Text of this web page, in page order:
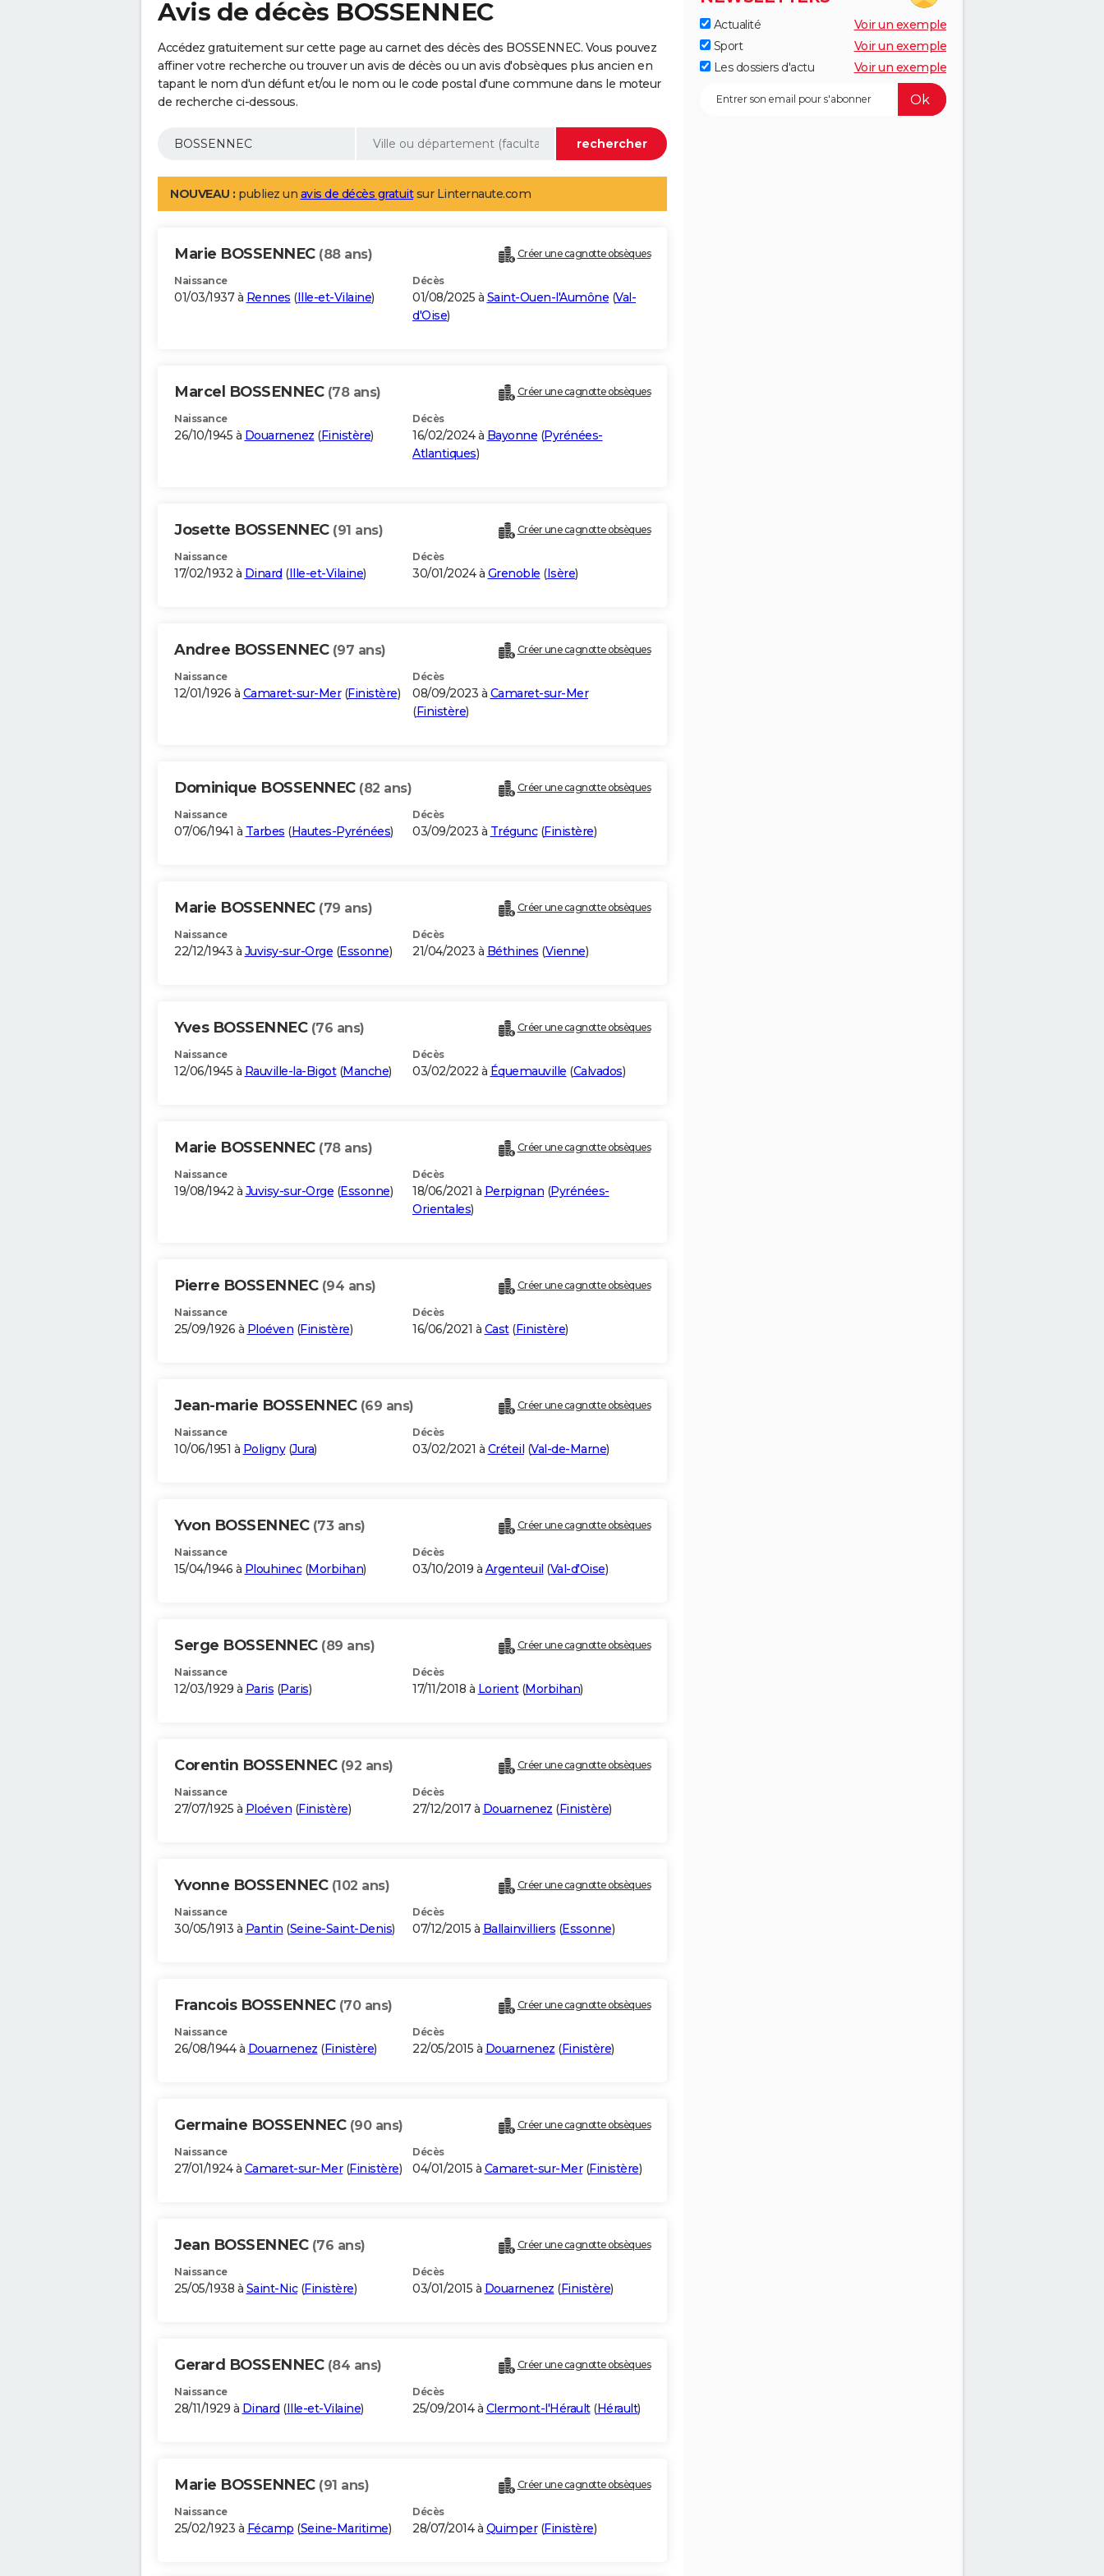
Avis de décès BOSSENNEC
Accédez gratuitement sur cette page au carnet des décès des BOSSENNEC. Vous pouvez
affiner votre recherche ou trouver un avis de décès ou un avis d'obsèques plus ancien en
tapant le nom d'un défunt et/ou le nom ou le code postal d'une commune dans le moteur
de recherche ci-dessous.
NOUVEAU : publiez un avis de décès gratuitsur Linternaute.com
Marie BOSSENNEC (88 ans) Créer une cagnotte obsèques
Naissance
01/03/1937 à Rennes (Ille-et-Vilaine)
Décès
01/08/2025 à Saint-Ouen-l'Aumône (Val-
d'Oise)
Marcel BOSSENNEC (78 ans) Créer une cagnotte obsèques
Naissance
26/10/1945 à Douarnenez (Finistère)
Décès
16/02/2024 à Bayonne (Pyrénées-
Atlantiques)
Josette BOSSENNEC (91 ans) Créer une cagnotte obsèques
Naissance
17/02/1932 à Dinard (Ille-et-Vilaine)
Décès
30/01/2024 à Grenoble (Isère)
Andree BOSSENNEC (97 ans) Créer une cagnotte obsèques
Naissance
12/01/1926 à Camaret-sur-Mer(Finistère)
Décès
08/09/2023 à Camaret-sur-Mer
(Finistère)
Dominique BOSSENNEC (82 ans) Créer une cagnotte obsèques
Naissance
07/06/1941 à Tarbes (Hautes-Pyrénées)
Décès
03/09/2023 à Trégunc(Finistère)
Marie BOSSENNEC (79 ans) Créer une cagnotte obsèques
Naissance
22/12/1943 à Juvisy-sur-Orge (Essonne)
Décès
21/04/2023 à Béthines (Vienne)
Yves BOSSENNEC (76 ans) Créer une cagnotte obsèques
Naissance
12/06/1945 à Rauville-la-Bigot(Manche)
Décès
03/02/2022 à Équemauville (Calvados)
Marie BOSSENNEC (78 ans) Créer une cagnotte obsèques
Naissance
19/08/1942 à Juvisy-sur-Orge (Essonne)
Décès
18/06/2021 à Perpignan (Pyrénées-
Orientales)
Pierre BOSSENNEC (94 ans) Créer une cagnotte obsèques
Naissance
25/09/1926 à Ploéven (Finistère)
Décès
16/06/2021 à Cast(Finistère)
Jean-marie BOSSENNEC (69 ans) Créer une cagnotte obsèques
Naissance
10/06/1951 à Poligny(Jura)
Décès
03/02/2021 à Créteil (Val-de-Marne)
Yvon BOSSENNEC (73 ans) Créer une cagnotte obsèques
Naissance
15/04/1946 à Plouhinec(Morbihan)
Décès
03/10/2019 à Argenteuil (Val-d'Oise)
Serge BOSSENNEC (89 ans) Créer une cagnotte obsèques
Naissance
12/03/1929 à Paris (Paris)
Décès
17/11/2018 à Lorient(Morbihan)
Corentin BOSSENNEC (92 ans) Créer une cagnotte obsèques
Naissance
27/07/1925 à Ploéven (Finistère)
Décès
27/12/2017 à Douarnenez (Finistère)
Yvonne BOSSENNEC (102 ans) Créer une cagnotte obsèques
Naissance
30/05/1913 à Pantin (Seine-Saint-Denis)
Décès
07/12/2015 à Ballainvilliers (Essonne)
Francois BOSSENNEC (70 ans) Créer une cagnotte obsèques
Naissance
26/08/1944 à Douarnenez (Finistère)
Décès
22/05/2015 à Douarnenez (Finistère)
Germaine BOSSENNEC (90 ans) Créer une cagnotte obsèques
Naissance
27/01/1924 à Camaret-sur-Mer(Finistère)
Décès
04/01/2015 à Camaret-sur-Mer(Finistère)
Jean BOSSENNEC (76 ans) Créer une cagnotte obsèques
Naissance
25/05/1938 à Saint-Nic(Finistère)
Décès
03/01/2015 à Douarnenez (Finistère)
Gerard BOSSENNEC (84 ans) Créer une cagnotte obsèques
Naissance
28/11/1929 à Dinard (Ille-et-Vilaine)
Décès
25/09/2014 à Clermont-l'Hérault(Hérault)
Marie BOSSENNEC (91 ans) Créer une cagnotte obsèques
Naissance
25/02/1923 à Fécamp (Seine-Maritime)
Décès
28/07/2014 à Quimper(Finistère)
Actualité
Voir un exemple
Sport
Voir un exemple
Les dossiers d'actu
Voir un exemple